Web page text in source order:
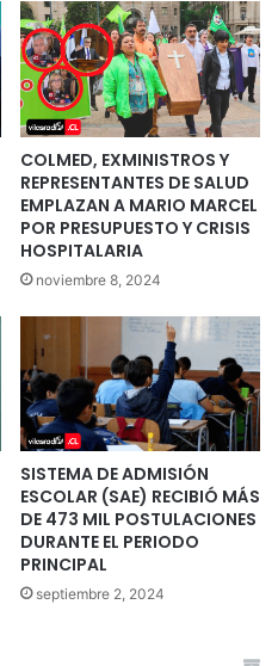
COLMED, EXMINISTROS Y
REPRESENTANTES DE SALUD
EMPLAZAN A MARIO MARCEL
POR PRESUPUESTO Y CRISIS
HOSPITALARIA
noviembre 8, 2024
SISTEMA DE ADMISIÓN
ESCOLAR (SAE) RECIBIÓ MÁS
DE 473 MIL POSTULACIONES
DURANTE EL PERIODO
PRINCIPAL
septiembre 2, 2024